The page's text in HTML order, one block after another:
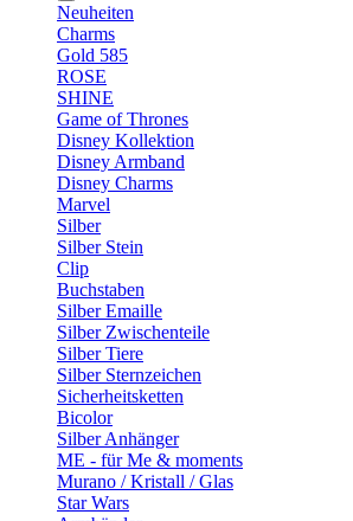
Neuheiten
Charms
Gold 585
ROSE
SHINE
Game of Thrones
Disney Kollektion
Disney Armband
Disney Charms
Marvel
Silber
Silber Stein
Clip
Buchstaben
Silber Emaille
Silber Zwischenteile
Silber Tiere
Silber Sternzeichen
Sicherheitsketten
Bicolor
Silber Anhänger
ME - für Me & moments
Murano / Kristall / Glas
Star Wars